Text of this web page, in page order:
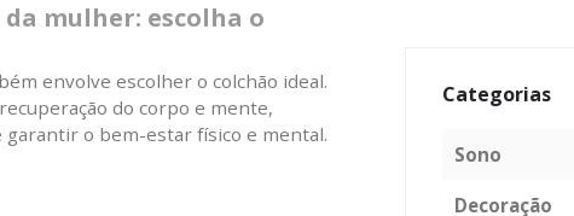
da mulher: escolha o
envolve escolher o colchão ideal.
do corpo e mente,
o bem-estar físico e mental.
Categorias
Sono
Decoração